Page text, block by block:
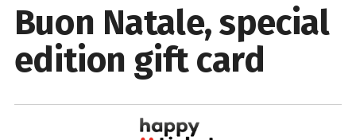
Buon Natale, special
edition gift card